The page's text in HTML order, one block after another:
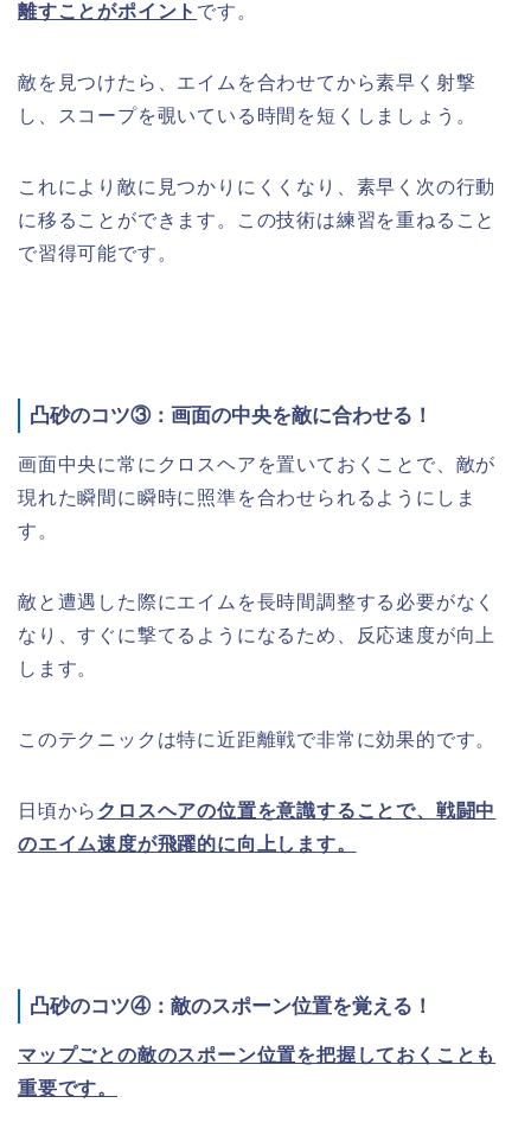
離すことがポイント です。
敵を見つけたら、エイムを合わせてから素早く射撃
し、スコープを覗いている時間を短くしましょう。
これにより敵に見つかりにくくなり、素早く次の行動
に移ることができます。この技術は練習を重ねること
で習得可能です。
凸砂のコツ③：画面の中央を敵に合わせる！
画面中央に常にクロスヘアを置いておくことで、敵が
現れた瞬間に瞬時に照準を合わせられるようにしま
す。
敵と遭遇した際にエイムを長時間調整する必要がなく
なり、すぐに撃てるようになるため、反応速度が向上
します。
このテクニックは特に近距離戦で非常に効果的です。
日頃から クロスヘアの位置を意識することで、戦闘中
のエイム速度が飛躍的に向上します。
凸砂のコツ④：敵のスポーン位置を覚える！
マップごとの敵のスポーン位置を把握しておくことも
重要です。